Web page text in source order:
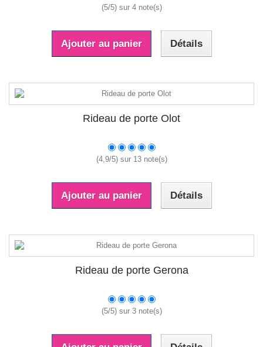
(5/5) sur 4note(s)
Ajouter au panier Détails
Rideau de porte Olot
(4,9/5) sur 13note(s)
Ajouter au panier Détails
Rideau de porte Gerona
(5/5) sur 3note(s)